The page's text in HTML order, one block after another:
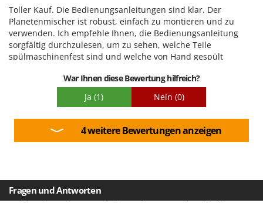
Qualität / Preis
Schwierigkeitsgrad Zusammenbau
Verpackung
Toller Kauf. Die Bedienungsanleitungen sind klar. Der
Planetenmischer ist robust, einfach zu montieren und zu
verwenden. Ich empfehle Ihnen, die Bedienungsanleitung
sorgfältig durchzulesen, um zu sehen, welche Teile
spülmaschinenfest sind und welche von Hand gespült
dabei geholfen, mir alle Zubehörteile und Anleitungen
anzusehen. Der Planetenmixer ist bereits mehrfach im
Einsatz und alle freuen sich riesig über das tolle Geschenk.
War Ihnen diese Bewertung hilfreich?
Ja (1) Nein (0)
4 weitere Bewertungen anzeigen
Fragen und Antworten